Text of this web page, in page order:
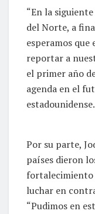
“En la
del Norte, a
esperamos
reportar a
el primer año
agenda en el
estadounidense.
Por su parte,
países dieron
luchar en
“Pudimos en